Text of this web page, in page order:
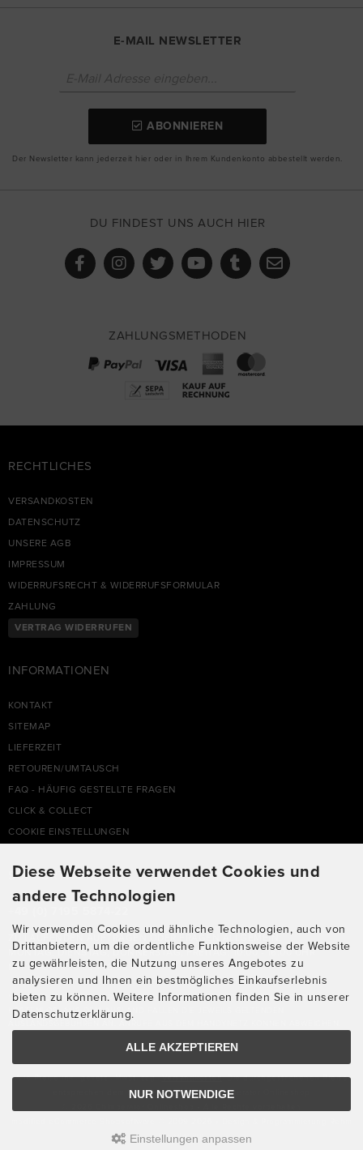
E-MAIL NEWSLETTER
ABONNIEREN
Der Newsletter kann jederzeit hier oder in Ihrem Kundenkonto abbestellt werden.
DU FINDEST UNS AUCH HIER
ZAHLUNGSMETHODEN
RECHTLICHES
VERSANDKOSTEN
DATENSCHUTZ
UNSERE AGB
IMPRESSUM
WIDERRUFSRECHT & WIDERRUFSFORMULAR
ZAHLUNG
VERTRAG WIDERRUFEN
INFORMATIONEN
KONTAKT
SITEMAP
LIEFERZEIT
RETOUREN/UMTAUSCH
FAQ - HÄUFIG GESTELLTE FRAGEN
CLICK & COLLECT
COOKIE EINSTELLUNGEN
SUPPORTHOTLINE
ZU LAUFENDEN AUFTRÄGEN ODER FRAGEN ALLGEMEIN:
MONTAG, DIENSTAG, DONNERSTAG, FREITAG: 10:00 - 16:00 UHR
MITTWOCH: 10:00 - 18:00 UHR
* KOSTEN: NORMALER ORTSTARIF DE, MIT FLATRATEVERTRAG NATÜRLICH
KOSTENLOS. AUS DEM AUSLAND FALLEN DIE JEWEILS GELTENDEN
Alle Preise inkl. gesetzl. MwSt. zzgl.Versandkosten. Die durchgestrichenen Preise
entsprechen dem bisherigen Preis bei Chimperator Onlineshop
Webdesign
Diese Webseite verwendet Cookies und
andere Technologien
Wir verwenden Cookies und ähnliche Technologien, auch von
Drittanbietern, um die ordentliche Funktionsweise der Website
zu gewährleisten, die Nutzung unseres Angebotes zu
analysieren und Ihnen ein bestmögliches Einkaufserlebnis
bieten zu können. Weitere Informationen finden Sie in unserer
Datenschutzerklärung.
ALLE AKZEPTIEREN
NUR NOTWENDIGE
Einstellungen anpassen